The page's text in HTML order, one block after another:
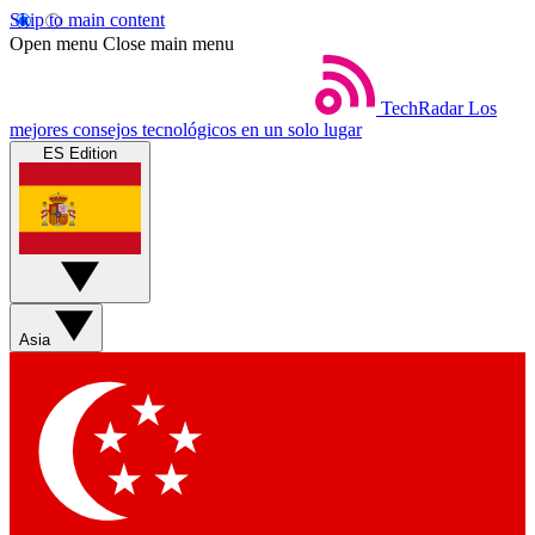
Skip to main content
Open menu Close main menu
TechRadar Los
mejores consejos tecnológicos en un solo lugar
ES Edition
Asia